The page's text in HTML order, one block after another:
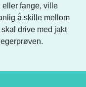
eller fange, ville
å skille mellom
drive med jakt